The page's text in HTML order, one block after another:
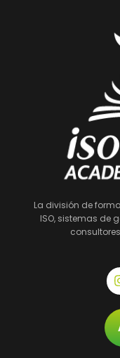
La división de
ISO, sistemas de